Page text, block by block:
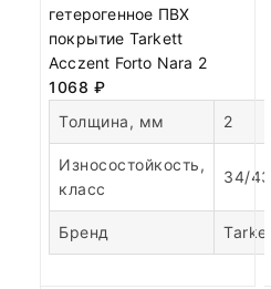
гетерогенное ПВХ
покрытие Tarkett
Acczent Forto Nara 2
1068 ₽
Толщина, мм
2
Износостойкость,
класс
34/43
Бренд Tarkett